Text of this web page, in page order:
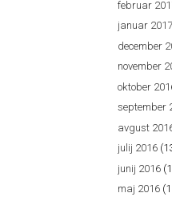
februar
januar 2017
december
november
oktober
september
avgust
julij 2016
junij 2016
maj 2016